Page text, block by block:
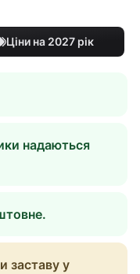
Ціни на 2027 рік
надаються
заставу у